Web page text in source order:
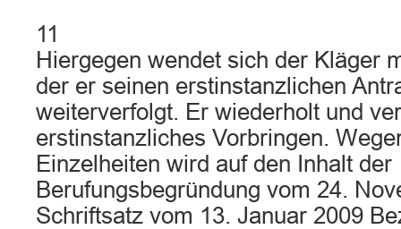
11
Hiergegen wendet sich der Kläger
der er seinen erstinstanzlichen
weiterverfolgt. Er wiederholt und
erstinstanzliches Vorbringen.
Einzelheiten wird auf den Inhalt der
Berufungsbegründung vom 24.
Schriftsatz vom 13. Januar 2009